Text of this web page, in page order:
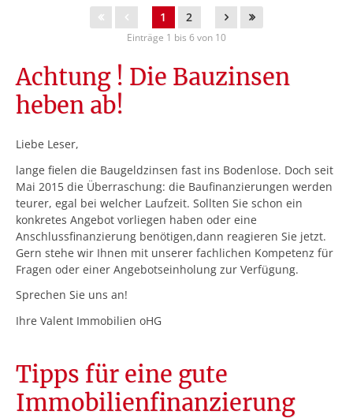
1 2
Einträge 1 bis 6 von 10
Achtung ! Die Bauzinsen
heben ab!
Liebe Leser,
lange fielen die Baugeldzinsen fast ins Bodenlose. Doch seit
Mai 2015 die Überraschung: die Baufinanzierungen werden
teurer, egal bei welcher Laufzeit. Sollten Sie schon ein
konkretes Angebot vorliegen haben oder eine
Anschlussfinanzierung benötigen,dann reagieren Sie jetzt.
Gern stehe wir Ihnen mit unserer fachlichen Kompetenz für
Fragen oder einer Angebotseinholung zur Verfügung.
Sprechen Sie uns an!
Ihre Valent Immobilien oHG
Tipps für eine gute
Immobilienfinanzierung